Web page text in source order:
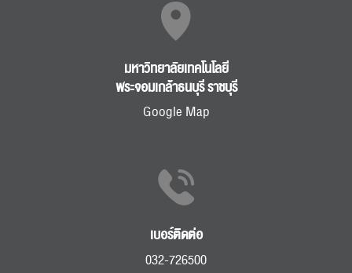
มหาวิทยาลัยเทคโนโลยี
พระจอมเกล้าธนบุรี ราชบุรี
Google Map
เบอร์ติดต่อ
032-726500